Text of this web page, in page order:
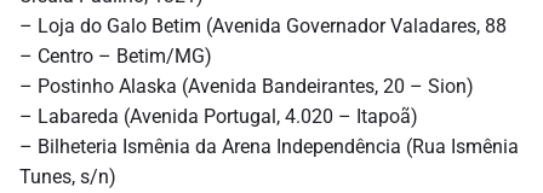
– Loja do Galo Betim (Avenida Governador Valadares, 88
– Centro – Betim/MG)
– Postinho Alaska (Avenida Bandeirantes, 20 – Sion)
– Labareda (Avenida Portugal, 4.020 – Itapoã)
– Bilheteria Ismênia da Arena Independência (Rua Ismênia
Tunes, s/n)